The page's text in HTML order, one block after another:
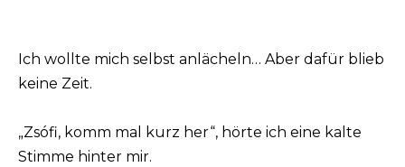
Ich wollte mich selbst anlächeln… Aber dafür blieb
keine Zeit.
„Zsófi, komm mal kurz her“, hörte ich eine kalte
Stimme hinter mir.